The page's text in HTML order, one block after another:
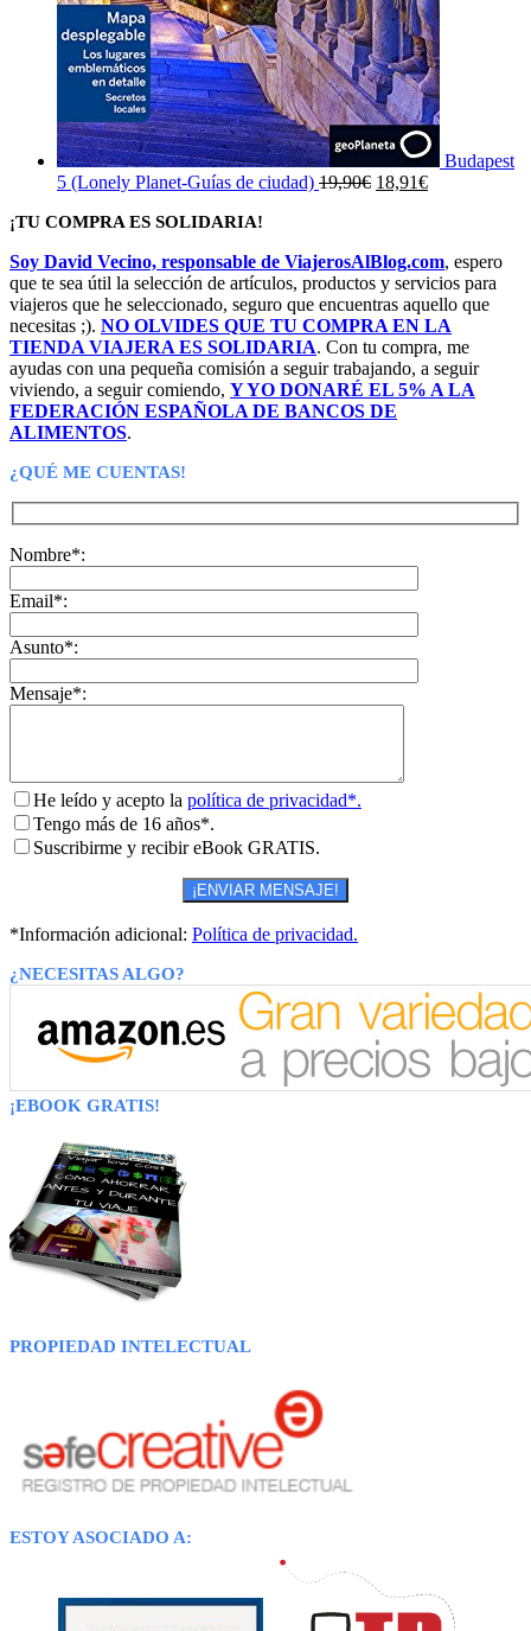
Budapest
5 (Lonely Planet-Guías de ciudad) 19,90€ El
19,90€.
18,91€El
18,91€.
¡TU COMPRA ES SOLIDARIA!
Soy David Vecino, responsable de ViajerosAlBlog.com, espero
que te sea útil la selección de artículos, productos y servicios para
viajeros que he seleccionado, seguro que encuentras aquello que
necesitas ;). NO OLVIDES QUE TU COMPRA EN LA
TIENDA VIAJERA ES SOLIDARIA. Con tu compra, me
ayudas con una pequeña comisión a seguir trabajando, a seguir
viviendo, a seguir comiendo, Y YO DONARÉ EL 5% A LA
FEDERACIÓN ESPAÑOLA DE BANCOS DE
ALIMENTOS.
¿QUÉ ME CUENTAS!
Nombre*:
Email*:
Asunto*:
Mensaje*:
He leído y acepto la política de privacidad*.
Tengo más de 16 años*.
Suscribirme y recibir eBook GRATIS.
*Información adicional: Política de privacidad.
¿NECESITAS ALGO?
¡EBOOK GRATIS!
PROPIEDAD INTELECTUAL
ESTOY ASOCIADO A: